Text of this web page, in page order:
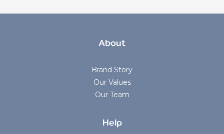
About
Brand Story
Our Values
Our Team
Help